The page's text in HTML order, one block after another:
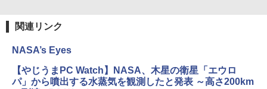
関連リンク
NASA’s Eyes
【やじうまPC Watch】NASA、木星の衛星「エウロ
パ」から噴出する水蒸気を観測したと発表 ～高さ200km